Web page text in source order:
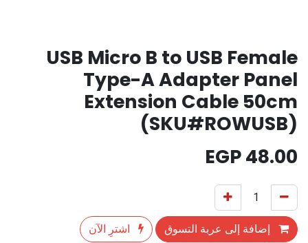
USB Micro B to USB Female
Type-A Adapter Panel
Extension Cable 50cm
(SKU#ROWUSB)
48.00
إضافة إلى عربة التسوق اشترِ الآن